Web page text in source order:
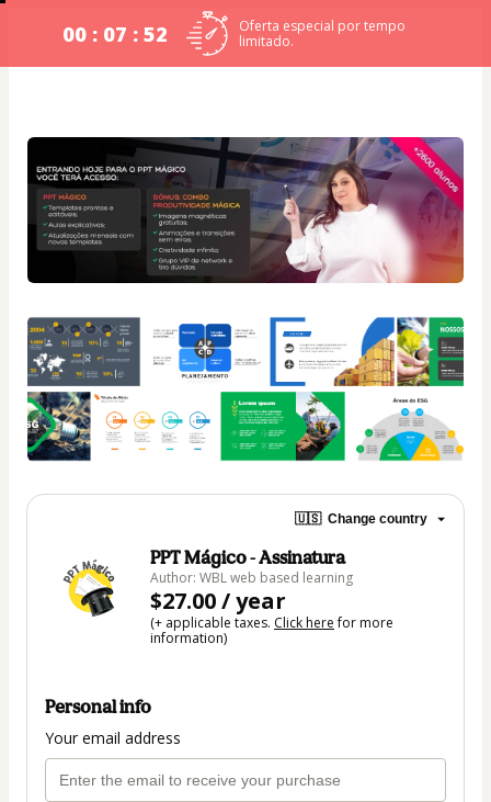
00 : 07 : 52
Oferta especial por tempo
limitado.
🇺🇸 Change country
PPT Mágico - Assinatura
Author: WBL web based learning
$27.00 / year
(+ applicable taxes. Click herefor more
information)
Personal info
Your email address